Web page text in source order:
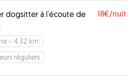
dogsitter à l’écoute de
18€/nuit
- 4.32 km
réguliers